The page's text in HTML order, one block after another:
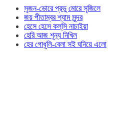
সৃজন-ভোরে প্রভু মোরে সৃজিলে
জয় পীতাম্বর শ্যাম সুন্দর
হেসে হেসে কল্‌সি নাচাইয়া
হেরি আজ শূন্য নিখিল
হের গোধূলি-বেলা সই ঘনিয়ে এলো